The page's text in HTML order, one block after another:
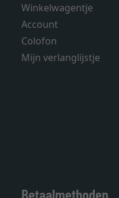
Winkelwagentje
Account
Colofon
Mijn verlanglijstje
Betaalmethoden